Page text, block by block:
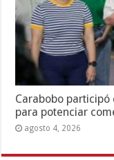
Carabobo
para potenciar
agosto 4, 2026